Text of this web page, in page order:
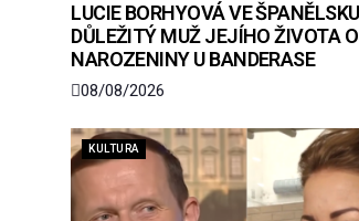
LUCIE BORHYOVÁ VE
DŮLEŽITÝ MUŽ JEJÍHO ŽIVOTA
NAROZENINY U BANDERASE
08/08/2026
KULTURA